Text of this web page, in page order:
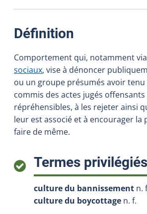
Définition
Comportement qui, notamment
sociaux, vise à dénoncer
ou un groupe présumés avoir
commis des actes jugés
répréhensibles, à les rejeter ainsi
leur est associé et à encourager la
faire de même.
Termes privilégiés
culture du bannissement n.
culture du boycottage n. f.